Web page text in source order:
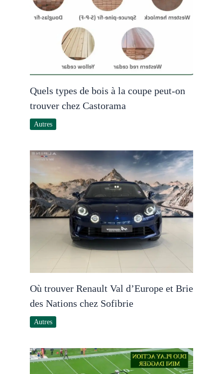
Quels types de bois à la coupe peut-on
trouver chez Castorama
Autres
Où trouver Renault Val d’Europe et Brie
des Nations chez Sofibrie
Autres